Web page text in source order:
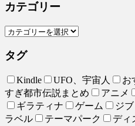
カテゴリー
タグ
Kindle UFO、宇宙人 お
すぎ都市伝説まとめ
アニメ
ギラティナ
ゲーム ジブ
ラベル
テーマパーク ディ